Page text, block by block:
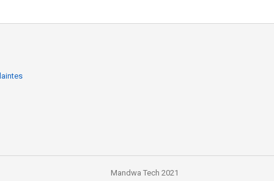
Mandwa Tech 2021